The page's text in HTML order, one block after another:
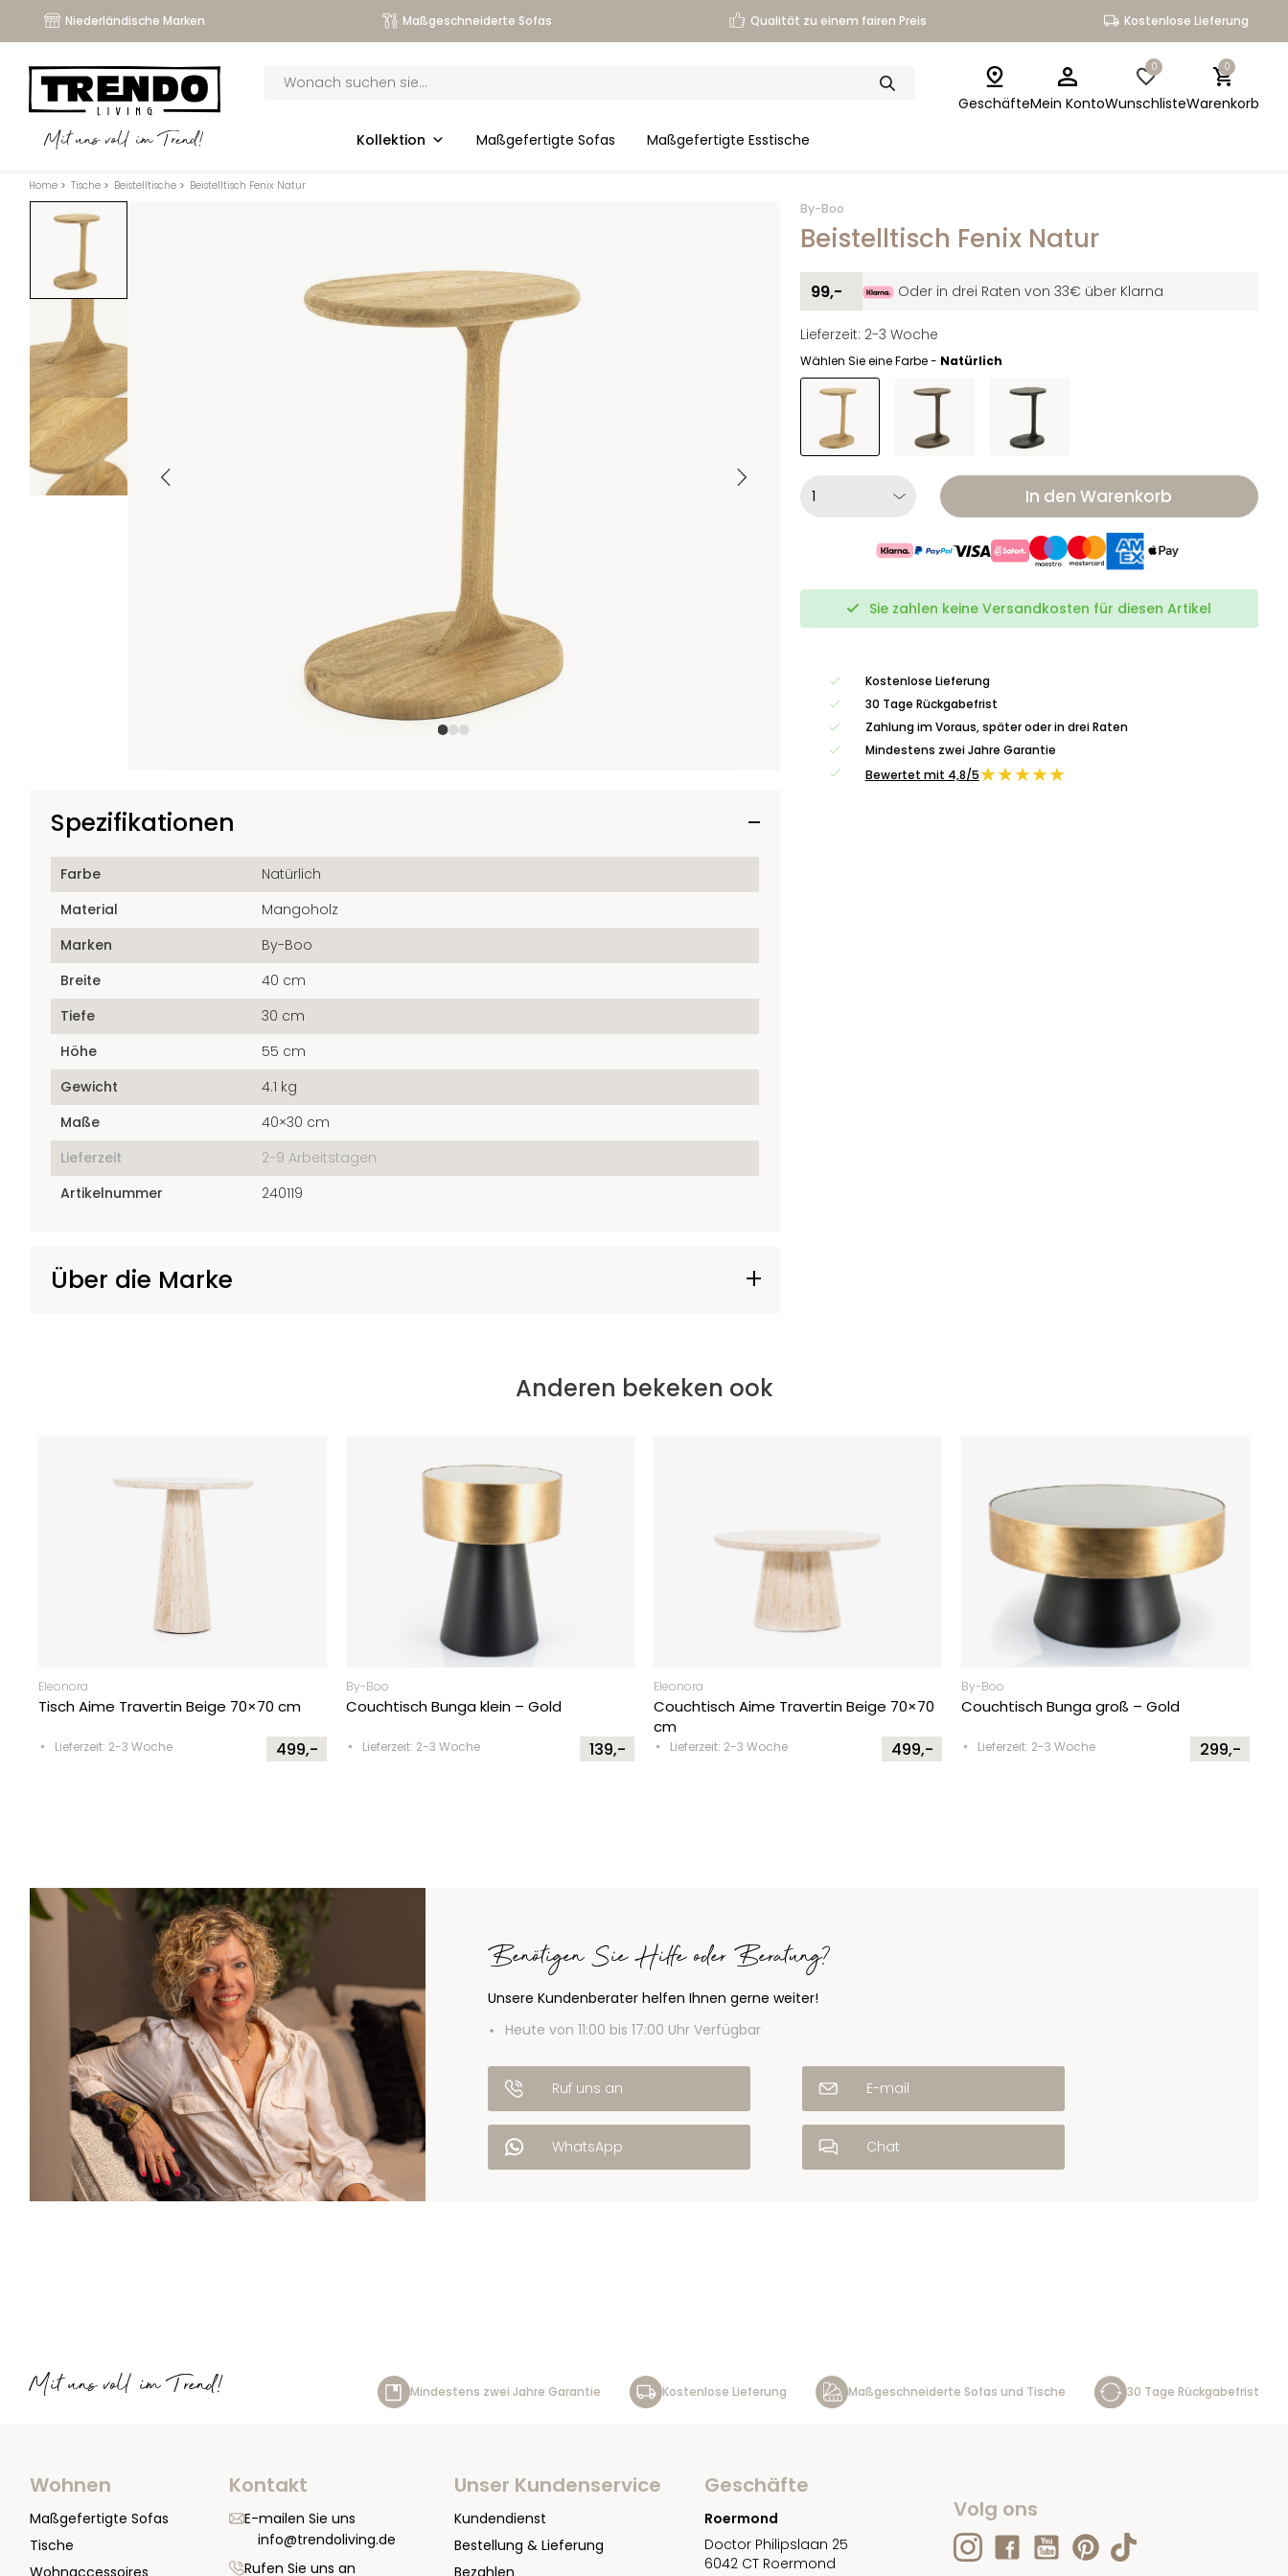
Niederländische Marken Maßgeschneiderte Sofas Qualität zu einem fairen Preis Kostenlose Lieferung
Mit uns voll im Trend!
search
Kollektion Maßgefertigte Sofas Maßgefertigte Esstische
GeschäfteMein Konto
0
Wunschliste
0
Warenkorb
Home > Tische > Beistelltische > Beistelltisch Fenix Natur
Spezifikationen
Farbe
Natürlich
Material
Mangoholz
Marken
By-Boo
Breite
40 cm
Tiefe
30 cm
Höhe
55 cm
Gewicht
4.1 kg
Maße
40×30 cm
Lieferzeit
2-9 Arbeitstagen
Artikelnummer
240119
Über die Marke
By-Boo
Beistelltisch Fenix Natur
99,- Oder in drei Raten von 33€ über Klarna
Lieferzeit: 2-3 Woche
Wählen Sie eine Farbe - Natürlich
In den Warenkorb
Sie zahlen keine Versandkosten für diesen Artikel
Kostenlose Lieferung
30 Tage Rückgabefrist
Zahlung im Voraus, später oder in drei Raten
Mindestens zwei Jahre Garantie
Bewertet mit 4,8/5★★★★★
Anderen bekeken ook
Eleonora
Tisch Aime Travertin Beige 70×70 cm
Lieferzeit: 2-3 Woche 499,-
By-Boo
Couchtisch Bunga klein – Gold
Lieferzeit: 2-3 Woche 139,-
Eleonora
Couchtisch Aime Travertin Beige 70×70
cm
Lieferzeit: 2-3 Woche 499,-
By-Boo
Couchtisch Bunga groß – Gold
Lieferzeit: 2-3 Woche 299,-
Benötigen Sie Hilfe oder Beratung?
Unsere Kundenberater helfen Ihnen gerne weiter!
Heute von 11:00 bis 17:00 Uhr Verfügbar
Ruf uns an E-mail
WhatsApp Chat
Mit uns voll im Trend! Mindestens zwei Jahre Garantie Kostenlose Lieferung Maßgeschneiderte Sofas und Tische 30 Tage Rückgabefrist
Wohnen
Maßgefertigte Sofas
Tische
Wohnaccessoires
Kontakt
E-mailen Sie uns
info@trendoliving.de
Rufen Sie uns an
Unser Kundenservice
Kundendienst
Bestellung & Lieferung
Bezahlen
Geschäfte
Roermond
Doctor Philipslaan 25
6042 CT Roermond
Volg ons